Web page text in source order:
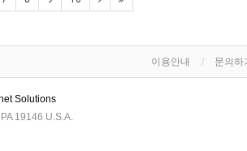
이용안내 문의하
Solutions
19146 U.S.A.